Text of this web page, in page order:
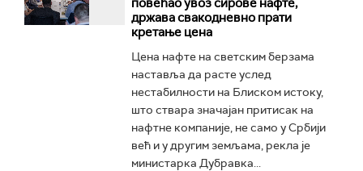
повећао увоз сирове нафте,
држава свакодневно прати
кретање цена
Цена нафте на светским берзама
наставља да расте услед
нестабилности на Блиском истоку,
што ствара значајан притисак на
нафтне компаније, не само у Србији
већ и у другим земљама, рекла је
министарка Дубравка...